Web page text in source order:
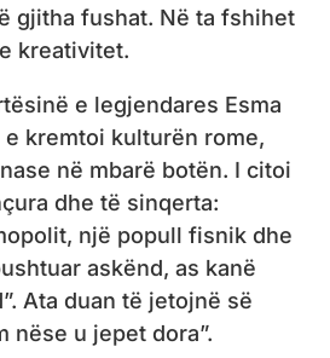
gjitha fushat. Në ta fshihet
kreativitet.
e legjendares Esma
e kremtoi kulturën rome,
në mbarë botën. I citoi
dhe të sinqerta:
një popull fisnik dhe
askënd, as kanë
Ata duan të jetojnë së
nëse u jepet dora”.